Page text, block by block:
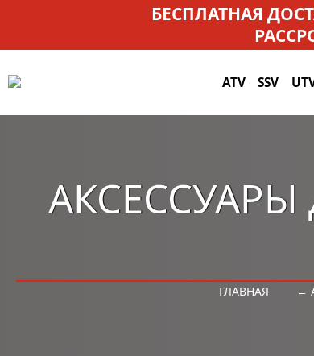
БЕСПЛАТНАЯ
ATV SSV
АКСЕССУАРЫ
ГЛАВНАЯ ←